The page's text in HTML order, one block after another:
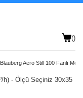
()
Blauberg Aero Still 100 Fanlı